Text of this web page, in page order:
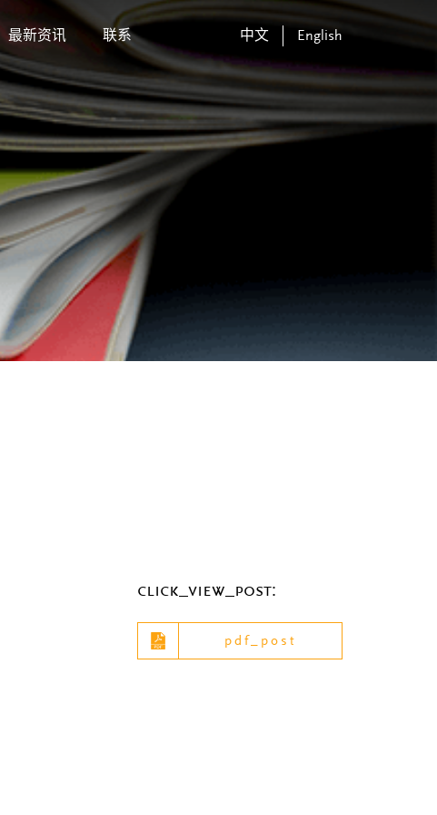
最新资讯 联系 中文 English
click_view_post:
pdf_post